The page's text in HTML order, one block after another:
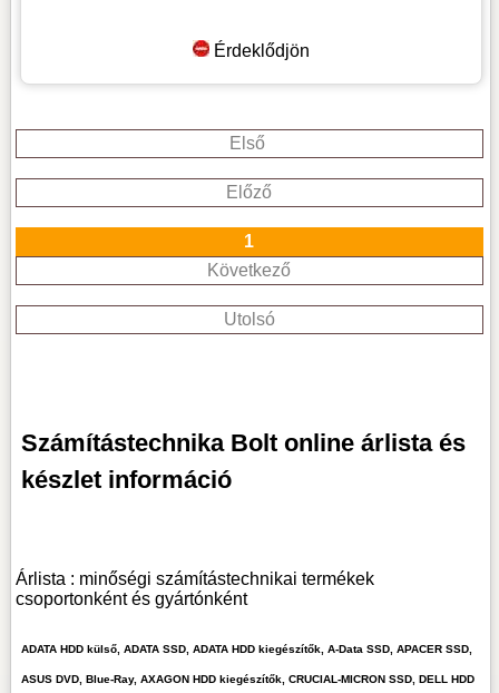
Érdeklődjön
Első
Előző
1
Következő
Utolsó
Számítástechnika Bolt online árlista és
készlet információ
Árlista : minőségi számítástechnikai termékek
csoportonként és gyártónként
ADATA HDD külső, ADATA SSD, ADATA HDD kiegészítők, A-Data SSD, APACER SSD,
ASUS DVD, Blue-Ray, AXAGON HDD kiegészítők, CRUCIAL-MICRON SSD, DELL HDD